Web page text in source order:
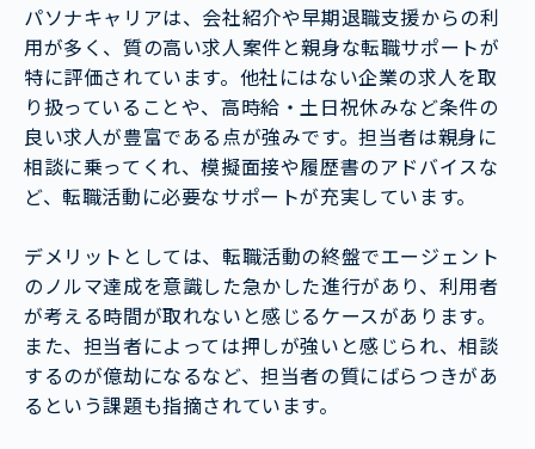
パソナキャリアは、会社紹介や早期退職支援からの利
用が多く、質の高い求人案件と親身な転職サポートが
特に評価されています。他社にはない企業の求人を取
り扱っていることや、高時給・土日祝休みなど条件の
良い求人が豊富である点が強みです。担当者は親身に
相談に乗ってくれ、模擬面接や履歴書のアドバイスな
ど、転職活動に必要なサポートが充実しています。
デメリットとしては、転職活動の終盤でエージェント
のノルマ達成を意識した急かした進行があり、利用者
が考える時間が取れないと感じるケースがあります。
また、担当者によっては押しが強いと感じられ、相談
するのが億劫になるなど、担当者の質にばらつきがあ
るという課題も指摘されています。